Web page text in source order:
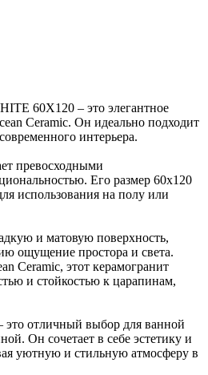
60Х120 – это элегантное
Ceramic. Он идеально подходит
интерьера.
превосходными
Его размер 60x120
использования на полу или
и матовую поверхность,
ощущение простора и света.
Ceramic, этот керамогранит
и стойкостью к царапинам,
отличный выбор для ванной
Он сочетает в себе эстетику и
уютную и стильную атмосферу в